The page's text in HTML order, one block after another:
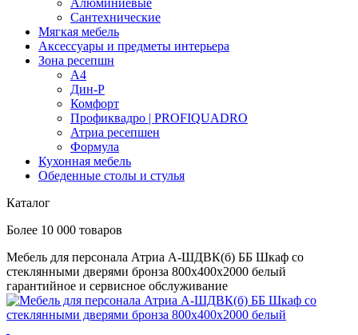
Алюминиевые
Сантехнические
Мягкая мебель
Аксессуары и предметы интерьера
Зона ресепшн
А4
Дин-Р
Комфорт
Профиквадро | PROFIQUADRO
Атриа ресепшен
Формула
Кухонная мебель
Обеденные столы и стулья
Каталог
Более 10 000 товаров
Мебель для персонала Атриа А-ШДВК(б) ББ Шкаф со
стеклянными дверями бронза 800х400х2000 белый
гарантийное и сервисное обслуживание